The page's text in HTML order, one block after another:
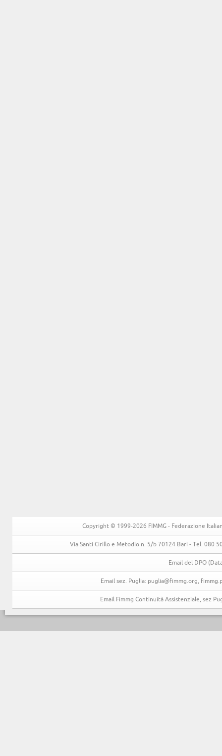
Copyright © 1999-2026 FIMMG - Federazione
Via Santi Cirillo e Metodio n. 5/b 70124 Bari - Tel. 080
Email del DPO
Email sez. Puglia: puglia@fimmg.org,
Email Fimmg Continuità Assistenziale, sez